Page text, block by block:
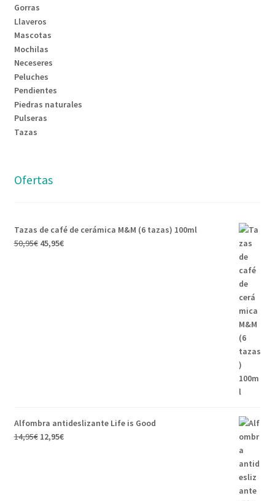
Gorras
Llaveros
Mascotas
Mochilas
Neceseres
Peluches
Pendientes
Piedras naturales
Pulseras
Tazas
Ofertas
Tazas de café de cerámica M&M (6 tazas) 100ml
50,95€ 45,95€
Alfombra antideslizante Life is Good
14,95€ 12,95€